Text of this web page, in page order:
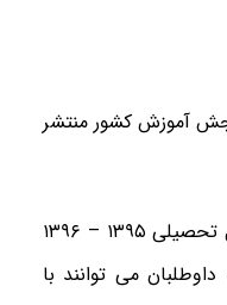
سال ۹۵ از سوی سازمان سنجش آموزش کشور منتشر
به گزارش مستر تست، کلید اولیه سوالات آزمون کارشناسی ارشد ناپیوسته سال تحصیلی ۱۳۹۵ – ۱۳۹۶
می توانند با